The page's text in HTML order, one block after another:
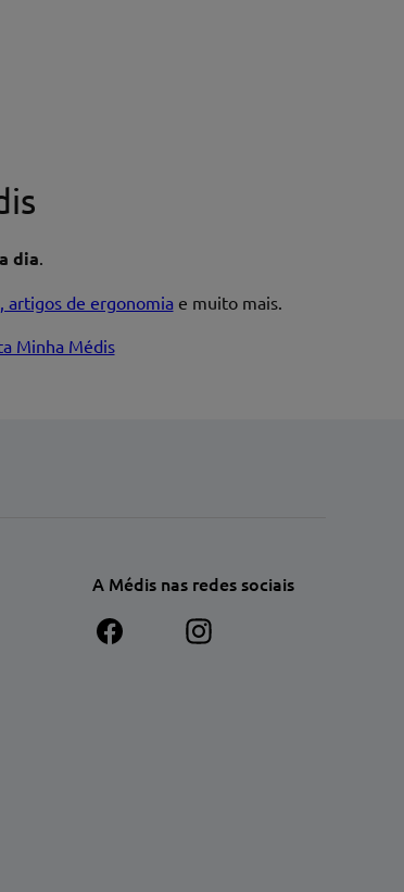
dia.
artigos de ergonomia e muito mais.
Minha Médis
A Médis nas redes sociais